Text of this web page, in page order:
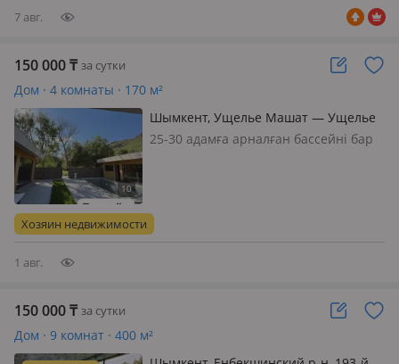
7 авг.
150 000₸ за сутки
Дом · 4 комнаты · 170 м²
Шымкент, Ущелье Машат — Ущелье
Машат
25-30 адамға арналған бассейні бар
жағдайлар қарастырылған: душ, ас
үй, сауна, кіші және үлке…
Хозяин недвижимости
1 авг.
150 000₸ за сутки
Дом · 9 комнат · 400 м²